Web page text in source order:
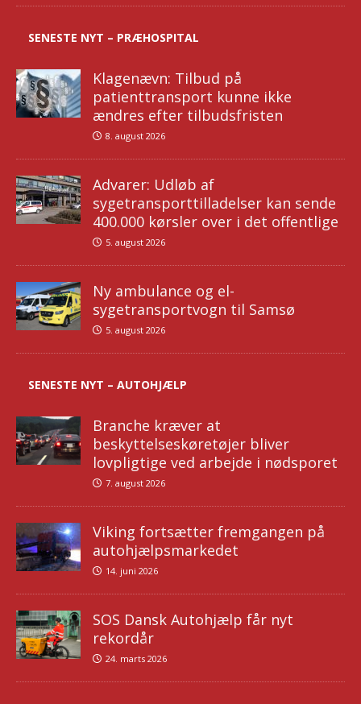
SENESTE NYT – PRÆHOSPITAL
Klagenævn: Tilbud på
patienttransport kunne ikke
ændres efter tilbudsfristen
8. august 2026
Advarer: Udløb af
sygetransporttilladelser kan sende
400.000 kørsler over i det offentlige
5. august 2026
Ny ambulance og el-
sygetransportvogn til Samsø
5. august 2026
SENESTE NYT – AUTOHJÆLP
Branche kræver at
beskyttelseskøretøjer bliver
lovpligtige ved arbejde i nødsporet
7. august 2026
Viking fortsætter fremgangen på
autohjælpsmarkedet
14. juni 2026
SOS Dansk Autohjælp får nyt
rekordår
24. marts 2026